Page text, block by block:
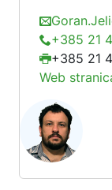
+385 21
+385 21
Web